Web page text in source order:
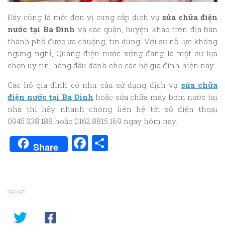
Đây cũng là một đơn vị cung cấp dịch vụ sửa chữa điện
nước tại Ba Đình và các quận, huyện khác trên địa bàn
thành phố được ưa chuộng, tin dùng. Với sự nỗ lực không
ngừng nghỉ, Quang điện nước xứng đáng là một sự lựa
chọn uy tín, hàng đầu dành cho các hộ gia đình hiện nay.
Các hộ gia đình có nhu cầu sử dụng dịch vụ sửa chữa
điện nước tại Ba Đình hoặc sửa chữa máy bơm nước tại
nhà thì hãy nhanh chóng liên hệ tới số điện thoại
0945.938.188 hoặc 0162.8815.169 ngay hôm nay.
Share Facebook
SHARE